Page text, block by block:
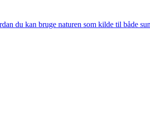
du kan bruge naturen som kilde til både